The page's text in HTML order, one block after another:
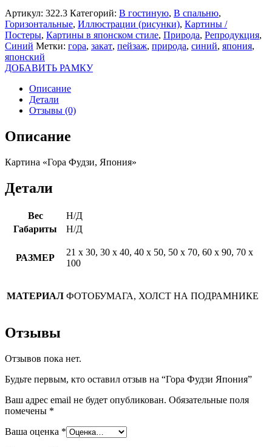
Артикул: 322.3 Категорий: В гостиную, В спальню,
Горизонтальные, Иллюстрации (рисунки), Картины /
Постеры, Картины в японском стиле, Природа, Репродукция,
Синий Метки: гора, закат, пейзаж, природа, синий, япония,
японский
ДОБАВИТЬ РАМКУ
Описание
Детали
Отзывы (0)
Описание
Картина «Гора Фудзи, Япония»
Детали
Вес
Н/Д
Габариты
Н/Д
РАЗМЕР
21 х 30, 30 х 40, 40 х 50, 50 х 70, 60 х 90, 70 х
100
МАТЕРИАЛ ФОТОБУМАГА, ХОЛСТ НА ПОДРАМНИКЕ
Отзывы
Отзывов пока нет.
Будьте первым, кто оставил отзыв на “Гора Фудзи Япония”
Ваш адрес email не будет опубликован. Обязательные поля
помечены *
Ваша оценка *